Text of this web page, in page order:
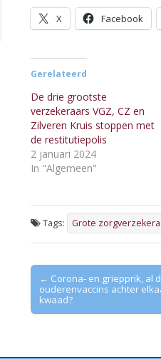
X Facebook
Gerelateerd
De drie grootste
verzekeraars VGZ, CZ en
Zilveren Kruis stoppen met
de restitutiepolis
2 januari 2024
In "Algemeen"
Tags: Grote
Post
navigation
← Corona- en griepprik, al
ouderenvaccins achter
kwaad?